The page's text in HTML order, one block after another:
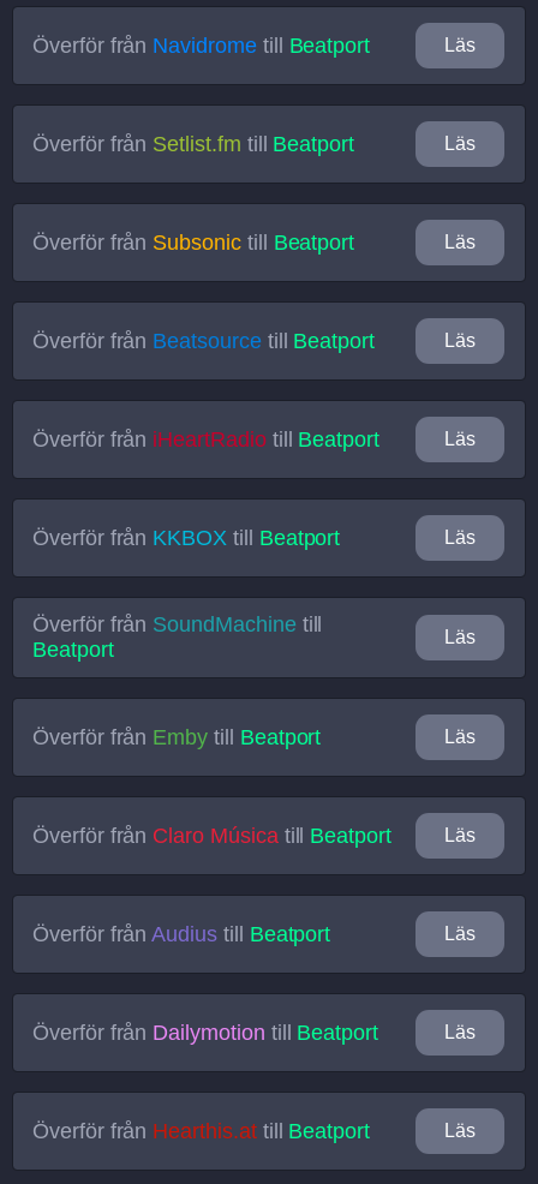
Överför från Navidrometill Beatport Läs
Överför från Setlist.fm till Beatport Läs
Överför från Subsonictill Beatport Läs
Överför från Beatsourcetill Beatport Läs
Överför från iHeartRadiotill Beatport Läs
Överför från KKBOX till Beatport Läs
Överför från SoundMachine till
Beatport
Läs
Överför från Emby till Beatport Läs
Överför från Claro Música till Beatport Läs
Överför frånAudius till Beatport Läs
Överför från Dailymotion till Beatport Läs
Överför från Hearthis.attill Beatport Läs